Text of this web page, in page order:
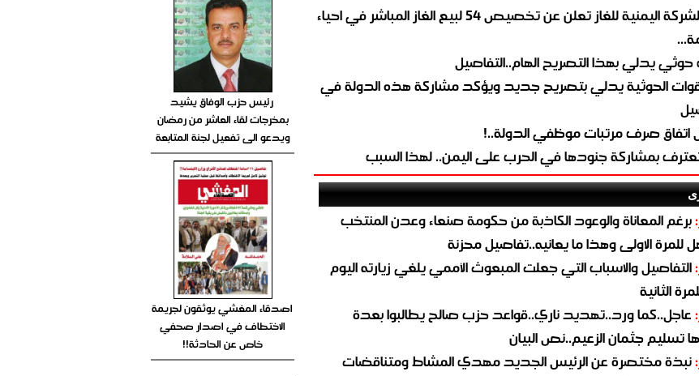
عاجل..الشركة اليمنية للغاز تعلن عن تخصيص 54 لبيع الغاز المباشر في احياء
يدلي بهذا التصريح الهام..التفاصيل
الحوثية يدلي بتصريح جديد ويؤكد مشاركة هذه الدولة في
اتفاق صرف مرتبات موظفي الدولة..!
تعترف بمشاركة جنودها في الحرب على اليمن.. لهذا السبب
برغم المعاناة والوعود الكاذبة من حكومة صنعاء وعدن المنتخب
للمرة الاولى وهذا ما يعانيه..تفاصيل محزنة
التفاصيل والاسباب التي جعلت المبعوث الأممي يلغي زيارته اليوم
الثانية
عاجل..كما ورد..تهديد ناري..قواعد حزب صالح يطالبوا بعدة
تسليم جثمان الزعيم..نص البيان
نبذة مختصرة عن الرئيس الجديد مهدي المشاط ومتناقضات
رئيس حزب الوفاق يشيد
بمخرجات لقاء العاشر من رمضان
ويدعو الى تفعيل لجنة المتابعة
اصدقاء المغشي يوثقون لجريمة
الاختطاف في اصدار صحفي
خاص عن الحادثة!!